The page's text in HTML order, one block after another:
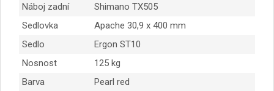
Náboj zadní
Shimano TX505
Sedlovka
Apache 30,9 x 400 mm
Sedlo
Ergon ST10
Nosnost
125 kg
Barva
Pearl red